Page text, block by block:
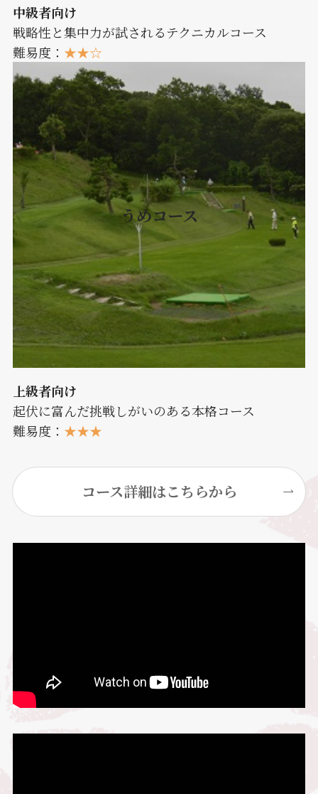
中級者向け
戦略性と集中力が試されるテクニカルコース
難易度： ★★☆
うめコース
上級者向け
起伏に富んだ挑戦しがいのある本格コース
難易度： ★★★
コース詳細はこちらから